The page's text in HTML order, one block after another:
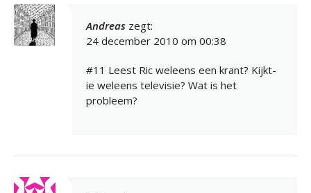
Andreas zegt:
24 december 2010 om 00:38
#11 Leest Ric weleens een krant? Kijkt-
ie weleens televisie? Wat is het
probleem?